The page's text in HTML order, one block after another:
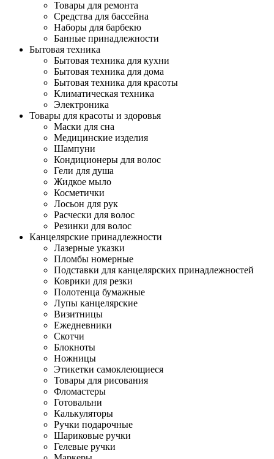
Товары для ремонта
Средства для бассейна
Наборы для барбекю
Банные принадлежности
Бытовая техника
Бытовая техника для кухни
Бытовая техника для дома
Бытовая техника для красоты
Климатическая техника
Электроника
Товары для красоты и здоровья
Маски для сна
Медицинские изделия
Шампуни
Кондиционеры для волос
Гели для душа
Жидкое мыло
Косметички
Лосьон для рук
Расчески для волос
Резинки для волос
Канцелярские принадлежности
Лазерные указки
Пломбы номерные
Подставки для канцелярских принадлежностей
Коврики для резки
Полотенца бумажные
Лупы канцелярские
Визитницы
Ежедневники
Скотчи
Блокноты
Ножницы
Этикетки самоклеющиеся
Товары для рисования
Фломастеры
Готовальни
Калькуляторы
Ручки подарочные
Шариковые ручки
Гелевые ручки